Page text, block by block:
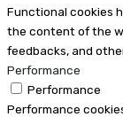
Functional cookies
the content of the
feedbacks, and
Performance
Performance
Performance